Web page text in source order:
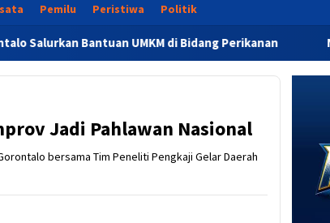
Pemilu Peristiwa Politik
UMKM di Bidang Perikanan NTP Naik,
Jadi Pahlawan Nasional
bersama Tim Peneliti Pengkaji Gelar Daerah